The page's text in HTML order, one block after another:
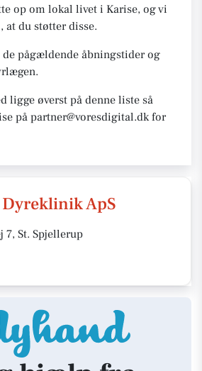
op om lokal livet i Karise, og vi
du støtter disse.
de pågældende åbningstider og
ligge øverst på denne liste så
på partner@voresdigital.dk for
Dyreklinik ApS
7, St. Spjellerup